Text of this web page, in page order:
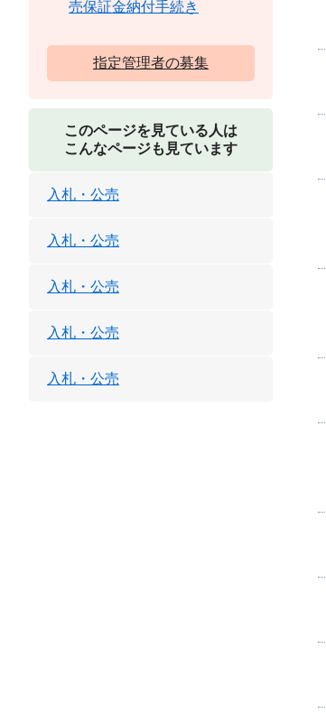
売保証金納付手続き
指定管理者の募集
このページを見ている人は
こんなページも見ています
入札・公売
入札・公売
入札・公売
入札・公売
入札・公売